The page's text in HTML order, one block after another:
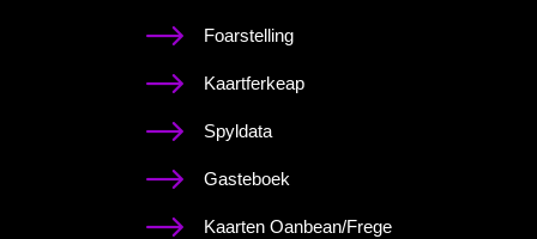
Foarstelling
Kaartferkeap
Spyldata
Gasteboek
Kaarten Oanbean/Frege